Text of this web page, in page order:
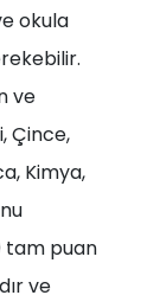
okula
ve
Çince,
Kimya,
tam puan
ve